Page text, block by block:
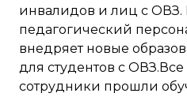
инвалидов и лиц с ОВЗ.
педагогический
внедряет новые
для студентов с
сотрудники прошли